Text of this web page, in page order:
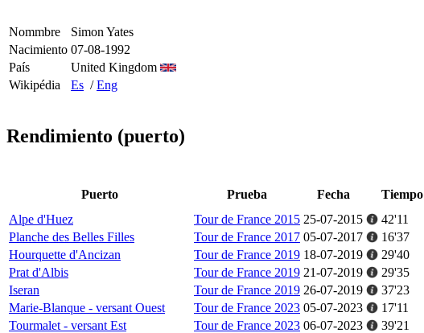
Nommbre
Simon Yates
Nacimiento 07-08-1992
País
United Kingdom
Wikipédia
Es /Eng
Rendimiento (puerto)
Puerto Prueba Fecha Tiempo
Alpe d'Huez
Tour de France 2015 25-07-2015
42'11
Planche des Belles Filles
Tour de France 2017 05-07-2017 16'37
Hourquette d'Ancizan
Tour de France 2019 18-07-2019 29'40
Prat d'Albis
Tour de France 2019 21-07-2019 29'35
Iseran
Tour de France 2019 26-07-2019 37'23
Marie-Blanque - versant Ouest
Tour de France 2023 05-07-2023 17'11
Tourmalet - versant Est
Tour de France 2023 06-07-2023 39'21